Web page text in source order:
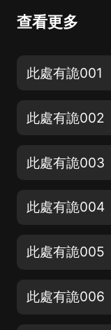
查看更多
此處有詭001
此處有詭002
此處有詭003
此處有詭004
此處有詭005
此處有詭006